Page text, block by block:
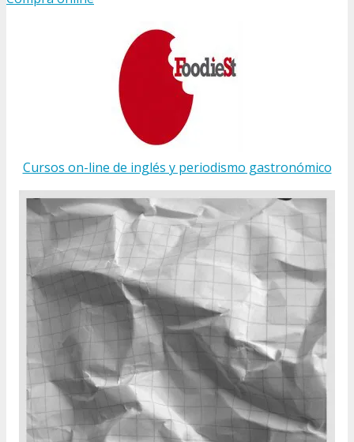
Cursos on-line de inglés y periodismo gastronómico